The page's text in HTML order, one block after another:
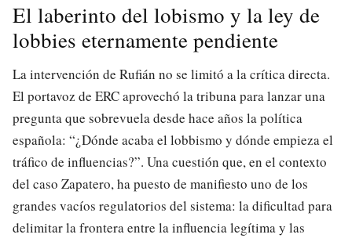
El laberinto del lobismo y la ley de
lobbies eternamente pendiente
La intervención de Rufián no se limitó a la crítica directa.
El portavoz de ERC aprovechó la tribuna para lanzar una
pregunta que sobrevuela desde hace años la política
española: “¿Dónde acaba el lobbismo y dónde empieza el
tráfico de influencias?”. Una cuestión que, en el contexto
del caso Zapatero, ha puesto de manifiesto uno de los
grandes vacíos regulatorios del sistema: la dificultad para
delimitar la frontera entre la influencia legítima y las